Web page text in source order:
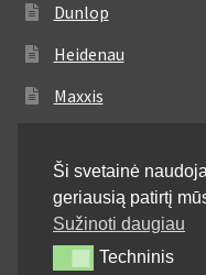
Dunlop
Heidenau
Maxxis
Michelin
Mitas
Pirelli
Ši svetainė
geriausią patirtį
Sužinoti daugiau
TechninisTechninis